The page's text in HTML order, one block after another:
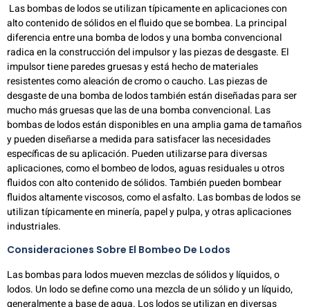
Las bombas de lodos se utilizan típicamente en aplicaciones con
alto contenido de sólidos en el fluido que se bombea. La principal
diferencia entre una bomba de lodos y una bomba convencional
radica en la construcción del impulsor y las piezas de desgaste. El
impulsor tiene paredes gruesas y está hecho de materiales
resistentes como aleación de cromo o caucho. Las piezas de
desgaste de una bomba de lodos también están diseñadas para ser
mucho más gruesas que las de una bomba convencional. Las
bombas de lodos están disponibles en una amplia gama de tamaños
y pueden diseñarse a medida para satisfacer las necesidades
específicas de su aplicación. Pueden utilizarse para diversas
aplicaciones, como el bombeo de lodos, aguas residuales u otros
fluidos con alto contenido de sólidos. También pueden bombear
fluidos altamente viscosos, como el asfalto. Las bombas de lodos se
utilizan típicamente en minería, papel y pulpa, y otras aplicaciones
industriales.
Consideraciones Sobre El Bombeo De Lodos
Las bombas para lodos mueven mezclas de sólidos y líquidos, o
lodos. Un lodo se define como una mezcla de un sólido y un líquido,
generalmente a base de agua. Los lodos se utilizan en diversas